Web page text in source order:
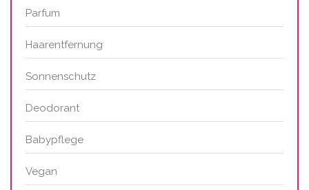
Parfum
Haarentfernung
Sonnenschutz
Deodorant
Babypflege
Vegan